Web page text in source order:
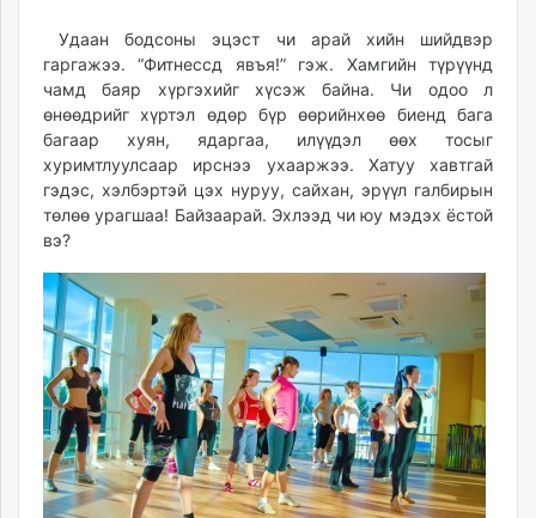
zindaa.mn
Baabar.mn
tovch.mn
ikon.mn
mnb.mn
Livetv.mn
Eguur.mn
shuud.mn
eagle.mn
ergelt.mn
zarig.mn
today.mn
zuv.mn
mminfo.mn
ugluu.mn
14:17:36
19:58:02
Удаан бодсоны эцэст чи арай хийн шийдвэр
гаргажээ. “Фитнессд явъя!” гэж. Хамгийн түрүүнд
чамд баяр хүргэхийг хүсэж байна. Чи одоо л
өнөөдрийг хүртэл өдөр бүр өөрийнхөө биенд бага
багаар хуян, ядаргаа, илүүдэл өөх тосыг
хуримтлуулсаар ирснээ ухааржээ. Хатуу хавтгай
гэдэс, хэлбэртэй цэх нуруу, сайхан, эрүүл галбирын
төлөө урагшаа! Байзаарай. Эхлээд чи юу мэдэх ёстой
вэ?